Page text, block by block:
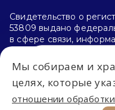
Впервые
С чего начать?
Свидетельство о
53809 выдано
в сфере связи,
и массовых
26.04.2013 г.
Политика
Мы собираем и
целях, которые
отношении